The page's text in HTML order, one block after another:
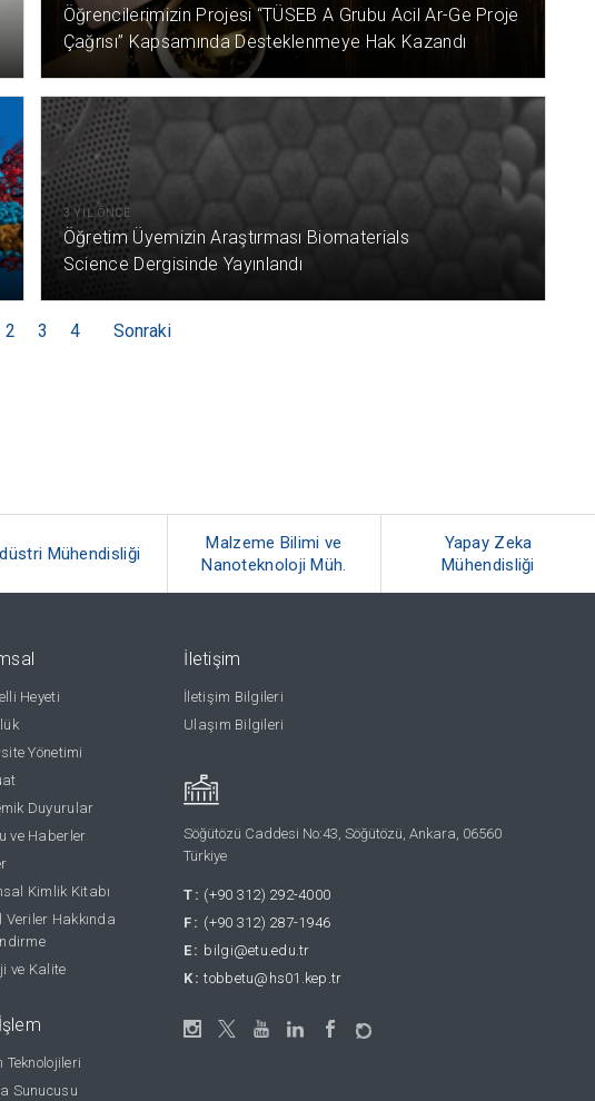
Öğrencilerimizin Projesi “TÜSEB A Grubu Acil Ar-Ge Proje
Çağrısı” Kapsamında Desteklenmeye Hak Kazandı
3 YIL ÖNCE
Öğretim Üyemizin Araştırması Biomaterials
Science Dergisinde Yayınlandı
2 3 4 Sonraki
Mühendisliği
Malzeme Bilimi ve
Nanoteknoloji Müh.
Yapay Zeka
Mühendisliği
Heyeti
Yönetimi
Duyurular
ve Haberler
Kimlik Kitabı
Veriler Hakkında
ve Kalite
Teknolojileri
Sunucusu
İletişim
İletişim Bilgileri
Ulaşım Bilgileri
Söğütözü Caddesi No:43, Söğütözü, Ankara, 06560
Türkiye
T: (+90 312) 292-4000
F: (+90 312) 287-1946
E: bilgi@etu.edu.tr
K: tobbetu@hs01.kep.tr